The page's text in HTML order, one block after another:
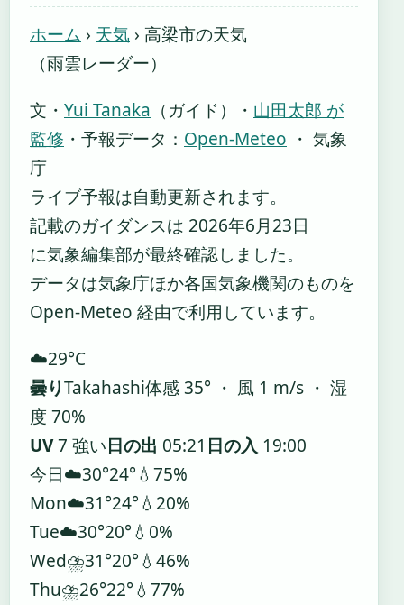
ホーム › 天気 › 高梁市の天気
（雨雲レーダー）
文・ Yui Tanaka （ガイド） ・ 山田太郎 が
監修 ・ 予報データ： Open-Meteo ・ 気象
庁
ライブ予報は自動更新されます。
記載のガイダンスは 2026年6月23日
に気象編集部が最終確認しました。
データは気象庁ほか各国気象機関のものを
Open-Meteo 経由で利用しています。
☁️29°C
曇りTakahashi体感 35° ・ 風 1 m/s ・ 湿
度 70%
UV7 強い日の出 05:21 日の入 19:00
今日☁️30°24°💧75%
Mon☁️31°24°💧20%
Tue☁️30°20°💧0%
Wed⛈️31°20°💧46%
Thu⛈️26°22°💧77%